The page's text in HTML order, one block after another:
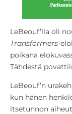
LeBeouf’lla oli
Transformers-
poikana
Tähdestä
LeBeouf’n
kun hänen
itsetunnon